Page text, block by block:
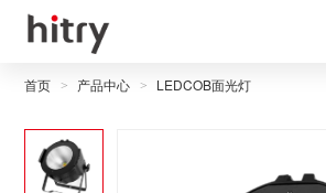
首页 > 产品中心 > LEDCOB面光灯